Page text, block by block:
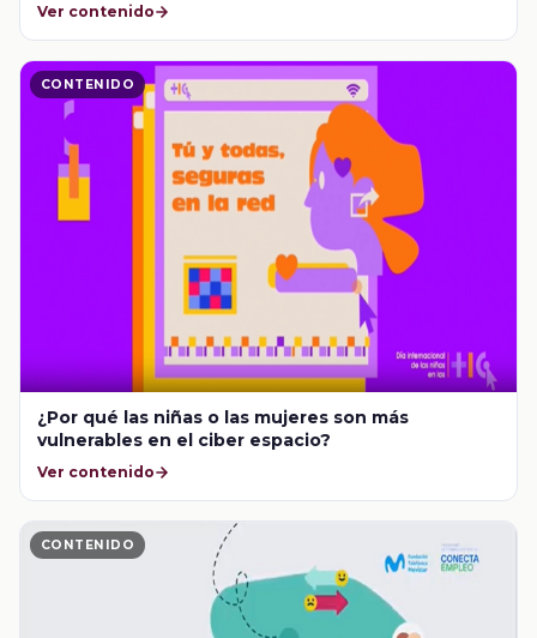
Ver contenido
CONTENIDO
¿Por qué las niñas o las mujeres son más
vulnerables en el ciber espacio?
Ver contenido
CONTENIDO